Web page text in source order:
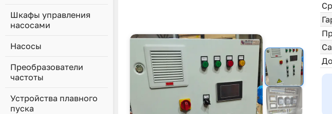
Шкафы управления
насосами
Насосы
Преобразователи
частоты
Устройства плавного
пуска